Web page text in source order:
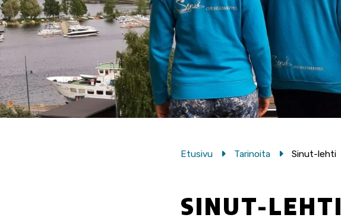
Etusivu Tarinoita Sinut-lehti
SINUT-LEHTI